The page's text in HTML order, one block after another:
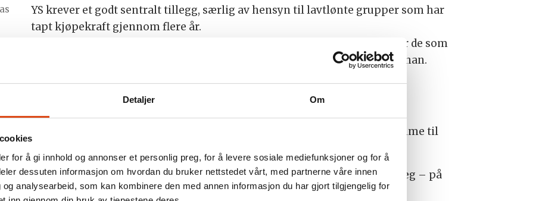
Detaljer Om
for å gi innhold og annonser et personlig preg, for å levere sosiale mediefunksjoner og for å
dessuten informasjon om hvordan du bruker nettstedet vårt, med partnerne våre innen
analysearbeid, som kan kombinere den med annen informasjon du har gjort tilgjengelig for
YS krever et godt sentralt tillegg, særlig av hensyn til lavtlønte grupper som har
tapt kjøpekraft gjennom flere år.
– Mange av våre medlemmer kjenner at pengene ikke strekker til. Det er de som
det er de som ikke har opplevd den lønnsveksten man hører om i media, sier han.
er ønskelig, men nødvendig dersom partene ikke finner en felles løsning.
minst av hensyn til publikum. Men skulle det vise seg at vi ikke klarer å komme til
er vi forberedt på å sette makt bak kravene.
partene fortsatt stor, men han har tro på at det finnes vilje til å strekke seg – på